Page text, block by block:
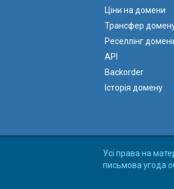
Ціни на домени
Трансфер
Реселлінг
API
Backorder
Історія домену
Усі права на
письмова угода